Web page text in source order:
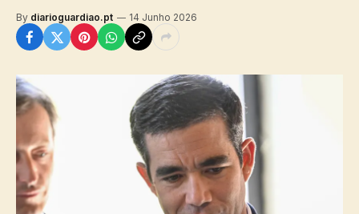
By diarioguardiao.pt 14 Junho 2026